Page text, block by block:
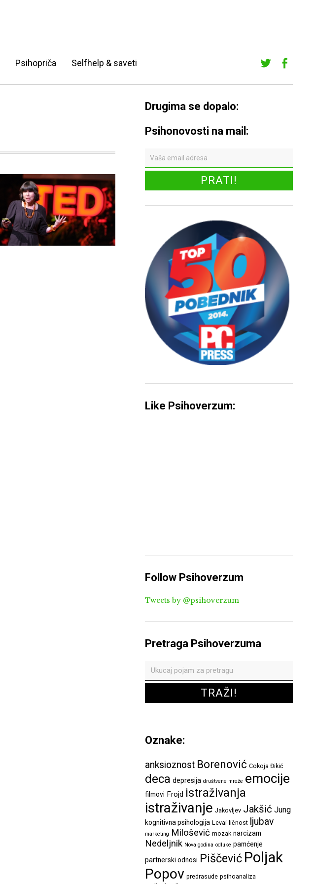
Psihopriča Selfhelp & saveti
r
ook
Drugima se dopalo:
Psihonovosti na mail:
Like Psihoverzum:
Follow Psihoverzum
Tweets by @psihoverzum
Pretraga Psihoverzuma
Oznake:
anksioznost Borenović Cokoja Đikić
deca depresija društvene mreže emocije
filmovi Frojd istraživanja
istraživanje Jakovljev Jakšić Jung
kognitivna psihologija Levai ličnost ljubav
marketing Milošević mozak narcizam
Nedeljnik Nova godina odluke pamćenje
partnerski odnosi Piščević Poljak
Popov predrasude psihoanaliza